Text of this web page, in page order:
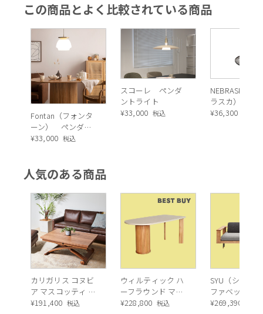
この商品とよく比較されている商品
Fontan（フォンタ
ーン） ペンダン
トランプ
¥33,000 税込
スコーレ ペンダ
ントライト
¥33,000 税込
NEBRASKA（
ラスカ）ペン
トライト
¥36,300
人気のある商品
カリガリス コヌビ
ア マスコッティ 伸
長・昇降式テーブ
¥191,400 税込
ウィルティック ハ
ーフラウンド マテ
ィエラ塗装 ダイニ
¥228,800 税込
SYU（シュウ
ファベッド（
ュラル）
¥269,390